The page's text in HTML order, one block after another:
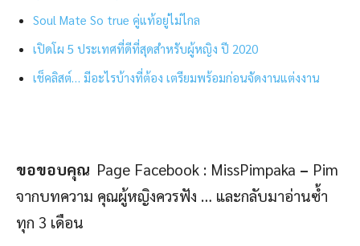
Soul Mate So true คู่แท้อยู่ไม่ไกล
เปิดโผ 5 ประเทศที่ดีที่สุดสำหรับผู้หญิง ปี 2020
เช็คลิสต์… มีอะไรบ้างที่ต้อง เตรียมพร้อมก่อนจัดงานแต่งงาน
ขอขอบคุณ Page Facebook : MissPimpaka – Pim
จากบทความ คุณผู้หญิงควรฟัง … และกลับมาอ่านซ้ำ
ทุก 3 เดือน